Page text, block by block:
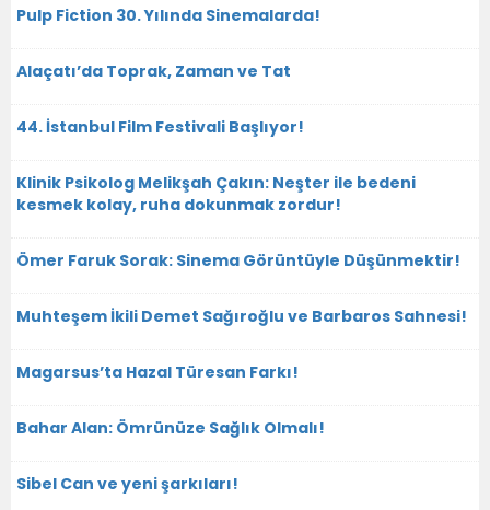
Pulp Fiction 30. Yılında Sinemalarda!
Alaçatı’da Toprak, Zaman ve Tat
44. İstanbul Film Festivali Başlıyor!
Klinik Psikolog Melikşah Çakın: Neşter ile bedeni
kesmek kolay, ruha dokunmak zordur!
Ömer Faruk Sorak: Sinema Görüntüyle Düşünmektir!
Muhteşem İkili Demet Sağıroğlu ve Barbaros Sahnesi!
Magarsus’ta Hazal Türesan Farkı!
Bahar Alan: Ömrünüze Sağlık Olmalı!
Sibel Can ve yeni şarkıları!